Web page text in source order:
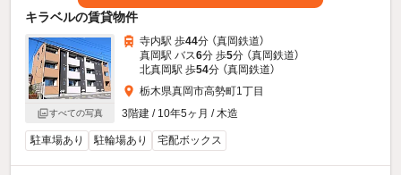
キラベルの賃貸物件
すべての写真
寺内駅 歩44分 （真岡鉄道）
真岡駅 バス6分 歩5分 （真岡鉄道）
北真岡駅 歩54分 （真岡鉄道）
栃木県真岡市高勢町1丁目
3階建 / 10年5ヶ月 / 木造
駐車場あり 駐輪場あり 宅配ボックス